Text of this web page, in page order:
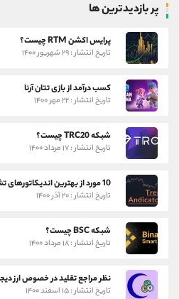
پر بازدیدترین ها
پرایس اکشن RTM چیست؟
تاریخ انتشار : ۲۹ شهریور ۱۴۰۰
کسب درآمد از بازی تتان آرنا
تاریخ انتشار : ۲۲ مهر ۱۴۰۰
شبکه TRC20 چیست؟
تاریخ انتشار : ۱۷ مرداد ۱۴۰۰
10 مورد از بهترین اندیکاتورهای تشخیص روند
تاریخ انتشار : ۲۰ آذر ۱۴۰۰
شبکه BSC چیست؟
تاریخ انتشار : ۱۸ مرداد ۱۴۰۰
نظر مراجع تقلید در خصوص ارز
تاریخ انتشار : ۱۵ اسفند ۱۴۰۰